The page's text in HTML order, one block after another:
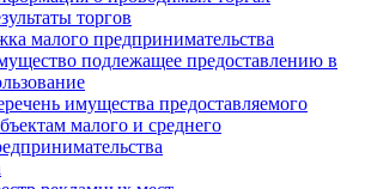
торгов
малого предпринимательства
подлежащее предоставлению в
имущества предоставляемого
малого и среднего